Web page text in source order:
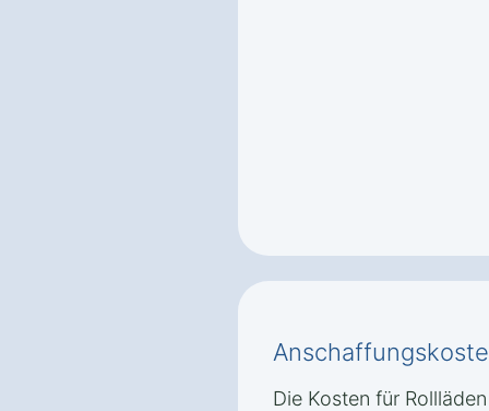
Die Kosten für